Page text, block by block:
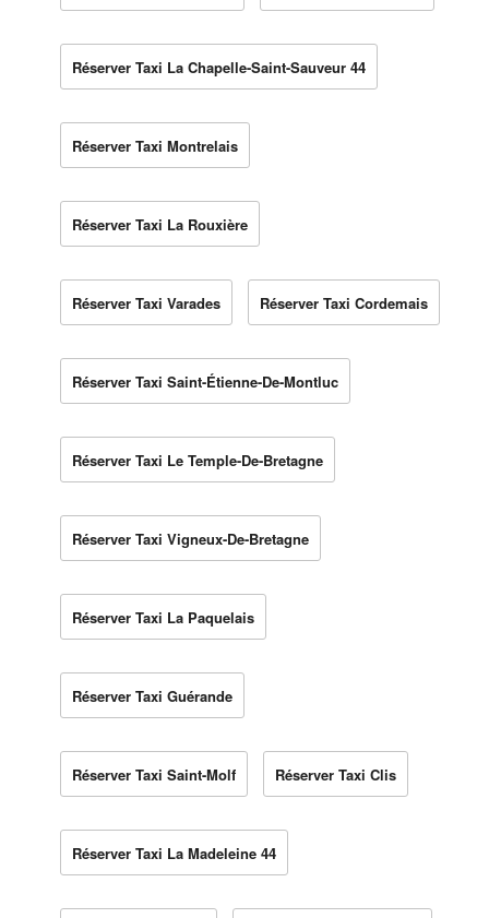
Réserver Taxi La Chapelle-Saint-Sauveur 44
Réserver Taxi Montrelais
Réserver Taxi La Rouxière
Réserver Taxi Varades Réserver Taxi Cordemais
Réserver Taxi Saint-Étienne-De-Montluc
Réserver Taxi Le Temple-De-Bretagne
Réserver Taxi Vigneux-De-Bretagne
Réserver Taxi La Paquelais
Réserver Taxi Guérande
Réserver Taxi Saint-Molf Réserver Taxi Clis
Réserver Taxi La Madeleine 44